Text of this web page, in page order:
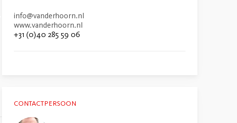
info@vanderhoorn.nl
www.vanderhoorn.nl
+31 (0)40 285 59 06
CONTACTPERSOON